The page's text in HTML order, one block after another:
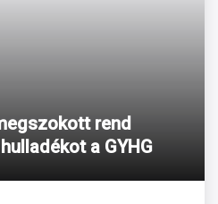
rend
a GYHG